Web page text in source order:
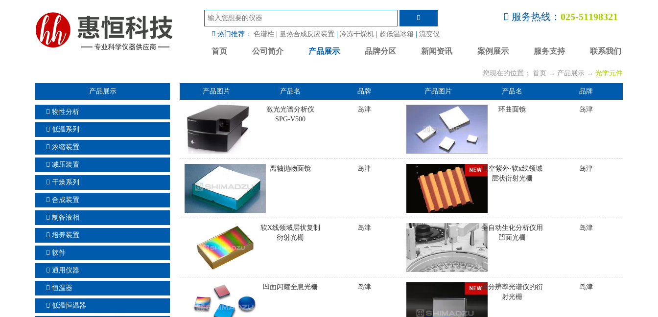
服务热线： 025-51198321
热门推荐： 色谱柱 量热合成反应装置 冷冻干燥机 超低温冰箱 流变仪
首页 公司简介 产品展示 品牌分区 新闻资讯 案例展示 服务支持 联系我们
您现在的位置： 首页 → 产品展示 → 光学元件
产品展示
物性分析
低温系列
浓缩装置
减压装置
干燥系列
合成装置
制备液相
培养装置
软件
通用仪器
恒温器
低温恒温器
产品图片 产品名 品牌 产品图片 产品名 品牌
激光光谱分析仪
SPG-V500
岛津 环曲面镜 岛津
离轴抛物面镜 岛津
真空紫外·软x线领域
层状衍射光栅
岛津
软X线领域层状复制
衍射光栅
岛津
全自动生化分析仪用
凹面光栅
岛津
凹面闪耀全息光栅 岛津
高分辨率光谱仪的衍
射光栅
岛津